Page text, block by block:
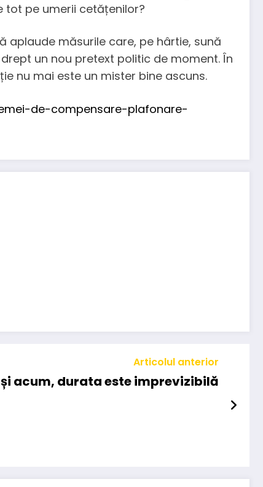
tot pe umerii cetățenilor?
măsurile care, pe hârtie, sună
un nou pretext politic de moment. În
nu mai este un mister bine ascuns.
de-compensare-plafonare-
Articolul anterior
acum, durata este imprevizibilă